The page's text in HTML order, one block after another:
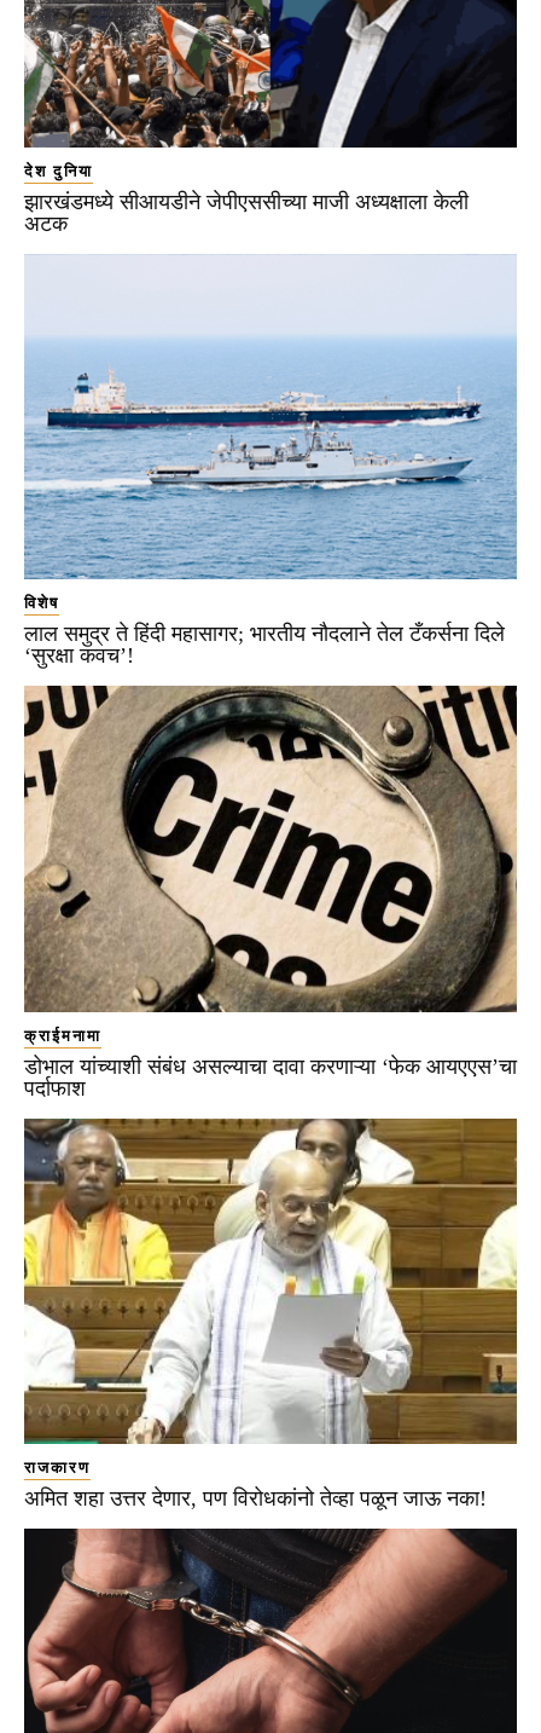
देश दुनिया
झारखंडमध्ये सीआयडीने जेपीएससीच्या माजी अध्यक्षाला केली
अटक
विशेष
लाल समुद्र ते हिंदी महासागर; भारतीय नौदलाने तेल टँकर्सना दिले
‘सुरक्षा कवच’!
क्राईमनामा
डोभाल यांच्याशी संबंध असल्याचा दावा करणाऱ्या ‘फेक आयएएस’चा
पर्दाफाश
राजकारण
अमित शहा उत्तर देणार, पण विरोधकांनो तेव्हा पळून जाऊ नका!